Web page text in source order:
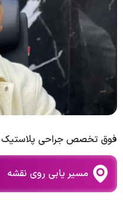
فوق تخصص جراحی پلاستیک
مسیر یابی روی نقشه